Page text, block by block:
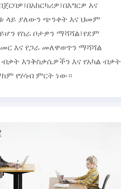
እና
ያለውን ጭንቀት እና ህመም
የስራ ቦታዎን ማሻሻል፣የደም
እና የጋራ መለዋወጥን ማሻሻል
እንቅስቃሴዎችን እና የአካል ብቃት
የሃሳብ ምርት ነው።